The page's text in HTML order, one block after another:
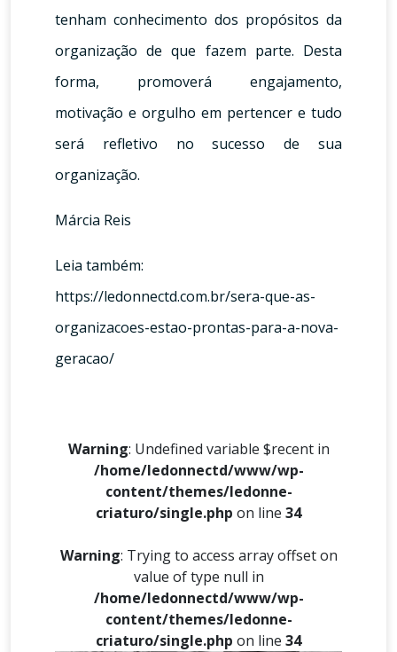
tenham conhecimento dos propósitos da
organização de que fazem parte. Desta
forma, promoverá engajamento,
motivação e orgulho em pertencer e tudo
será refletivo no sucesso de sua
organização.
Márcia Reis
Leia também:
https://ledonnectd.com.br/sera-que-as-
organizacoes-estao-prontas-para-a-nova-
geracao/
Warning: Undefined variable $recent in
/home/ledonnectd/www/wp-
content/themes/ledonne-
criaturo/single.php on line 34
Warning: Trying to access array offset on
value of type null in
/home/ledonnectd/www/wp-
content/themes/ledonne-
criaturo/single.php on line 34